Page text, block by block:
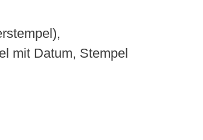
mit Datum, Stempel